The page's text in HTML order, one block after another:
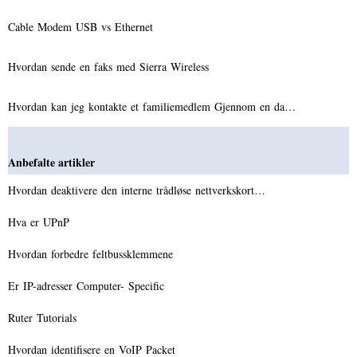
Cable Modem USB vs Ethernet
Hvordan sende en faks med Sierra Wireless
Hvordan kan jeg kontakte et familiemedlem Gjennom en da…
Anbefalte artikler
Hvordan deaktivere den interne trådløse nettverkskort…
Hva er UPnP
Hvordan forbedre feltbussklemmene
Er IP-adresser Computer- Specific
Ruter Tutorials
Hvordan identifisere en VoIP Packet